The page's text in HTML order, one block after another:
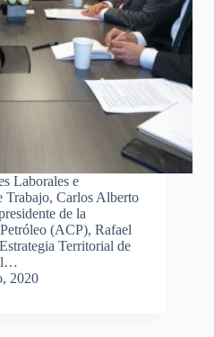
Laborales e
Trabajo, Carlos Alberto
de la
(ACP), Rafael
Territorial de
2020